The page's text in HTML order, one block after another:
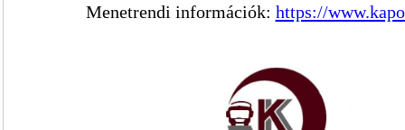
Menetrendi információk: https://